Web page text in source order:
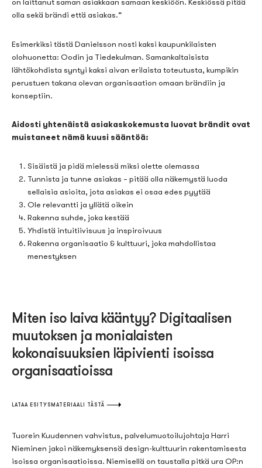
on laittanut saman asiakkaan samaan keskiöön. Keskiössä pitää
olla sekä brändi että asiakas.”
Esimerkiksi tästä Danielsson nosti kaksi kaupunkilaisten
olohuonetta: Oodin ja Tiedekulman. Samankaltaisista
lähtökohdista syntyi kaksi aivan erilaista toteutusta, kumpikin
perustuen takana olevan organisaation omaan brändiin ja
konseptiin.
Aidosti yhtenäistä asiakaskokemusta luovat brändit ovat
muistaneet nämä kuusi sääntöä:
Sisäistä ja pidä mielessä miksi olette olemassa
Tunnista ja tunne asiakas – pitää olla näkemystä luoda
sellaisia asioita, jota asiakas ei osaa edespyytää
Ole relevantti ja yllätä oikein
Rakenna suhde, joka kestää
Yhdistä intuitiivisuus ja inspiroivuus
Rakenna organisaatio & kulttuuri, joka mahdollistaa
menestyksen
Miten iso laiva kääntyy? Digitaalisen
muutoksen ja monialaisten
kokonaisuuksien läpivienti isoissa
organisaatioissa
LATAA ESITYSMATERIAALI TÄSTÄ
Tuorein Kuudennen vahvistus, palvelumuotoilujohtaja Harri
Nieminen jakoi näkemyksensä design-kulttuurin rakentamisesta
isoissa organisaatioissa. Niemisellä on taustalla pitkä ura OP:n